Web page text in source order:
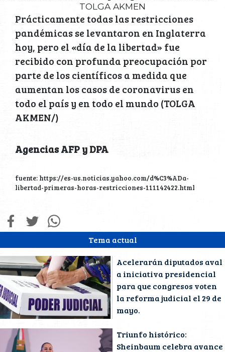
Tema actual
Acelerarán diputados aval
a iniciativa presidencial
para que congresos voten
la reforma judicial el 29 de
mayo.
Triunfo histórico:
Sheinbaum celebra avance
TOLGA AKMEN
Prácticamente todas las restricciones
pandémicas se levantaron en Inglaterra
hoy, pero el «día de la libertad» fue
recibido con profunda preocupación por
parte de los científicos a medida que
aumentan los casos de coronavirus en
todo el país y en todo el mundo (TOLGA
AKMEN/)
Agencias AFP y DPA
fuente: https://es-us.noticias.yahoo.com/d%C3%ADa-
libertad-primeras-horas-restricciones-111142422.html